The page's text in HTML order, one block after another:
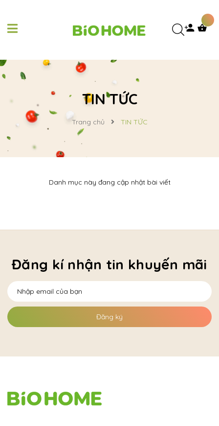
TIN TỨC
Trang chủ TIN TỨC
Danh mục này đang cập nhật bài viết
Đăng kí nhận tin khuyến mãi
Đăng ký